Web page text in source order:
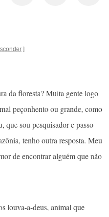
da floresta? Muita gente logo
peçonhento ou grande, como
que sou pesquisador e passo
tenho outra resposta. Meu
de encontrar alguém que não
louva-a-deus, animal que